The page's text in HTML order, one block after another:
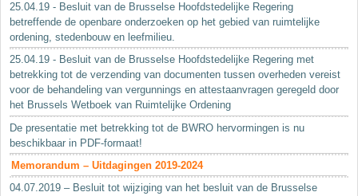
25.04.19 - Besluit van de Brusselse Hoofdstedelijke Regering
betreffende de openbare onderzoeken op het gebied van ruimtelijke
ordening, stedenbouw en leefmilieu.
25.04.19 - Besluit van de Brusselse Hoofdstedelijke Regering met
betrekking tot de verzending van documenten tussen overheden vereist
voor de behandeling van vergunnings en attestaanvragen geregeld door
het Brussels Wetboek van Ruimtelijke Ordening
De presentatie met betrekking tot de BWRO hervormingen is nu
beschikbaar in PDF-formaat!
Memorandum – Uitdagingen 2019-2024
04.07.2019 – Besluit tot wijziging van het besluit van de Brusselse